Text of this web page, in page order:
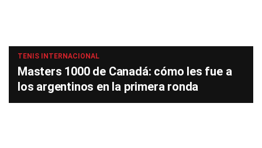
TENIS INTERNACIONAL
Masters 1000 de Canadá: cómo les fue a
los argentinos en la primera ronda